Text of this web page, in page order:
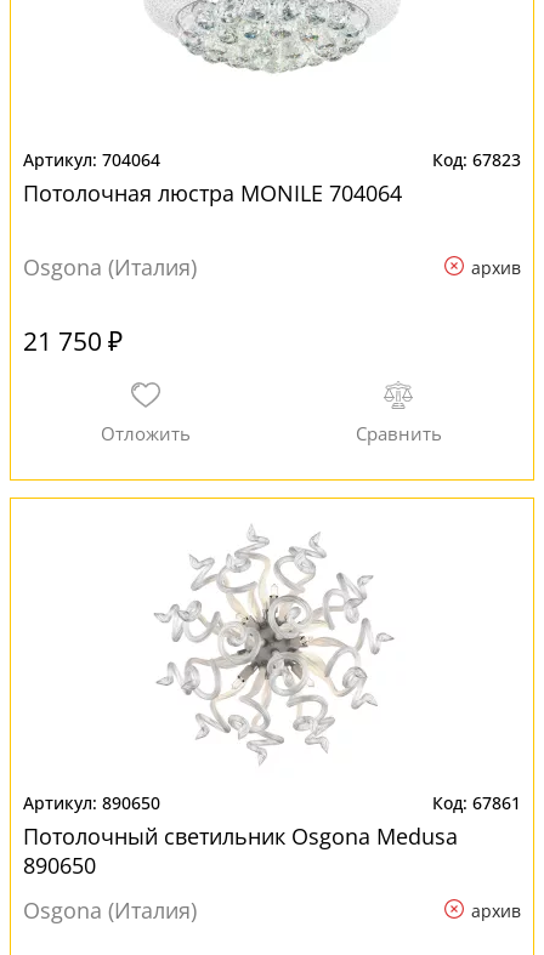
704064 67823
Потолочная люстра MONILE 704064
Osgona (Италия) архив
21 750 ₽
890650 67861
Потолочный светильник Osgona Medusa
890650
Osgona (Италия)
архив